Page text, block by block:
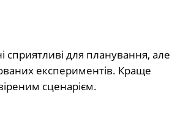
сприятливі для планування, але
експериментів. Краще
сценарієм.